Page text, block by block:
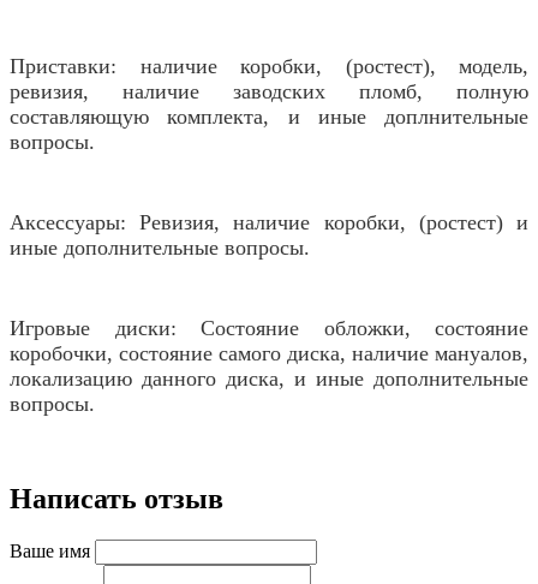
Приставки: наличие коробки, (ростест), модель,
ревизия, наличие заводских пломб, полную
составляющую комплекта, и иные доплнительные
вопросы.
Аксессуары: Ревизия, наличие коробки, (ростест) и
иные дополнительные вопросы.
Игровые диски: Состояние обложки, состояние
коробочки, состояние самого диска, наличие мануалов,
локализацию данного диска, и иные дополнительные
вопросы.
Написать отзыв
Ваше имя